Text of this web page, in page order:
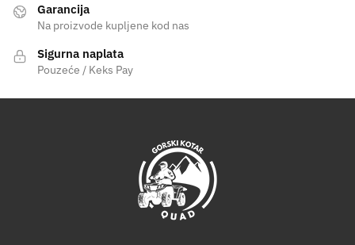
Garancija
Na proizvode kupljene kod nas
Sigurna naplata
Pouzeće / Keks Pay